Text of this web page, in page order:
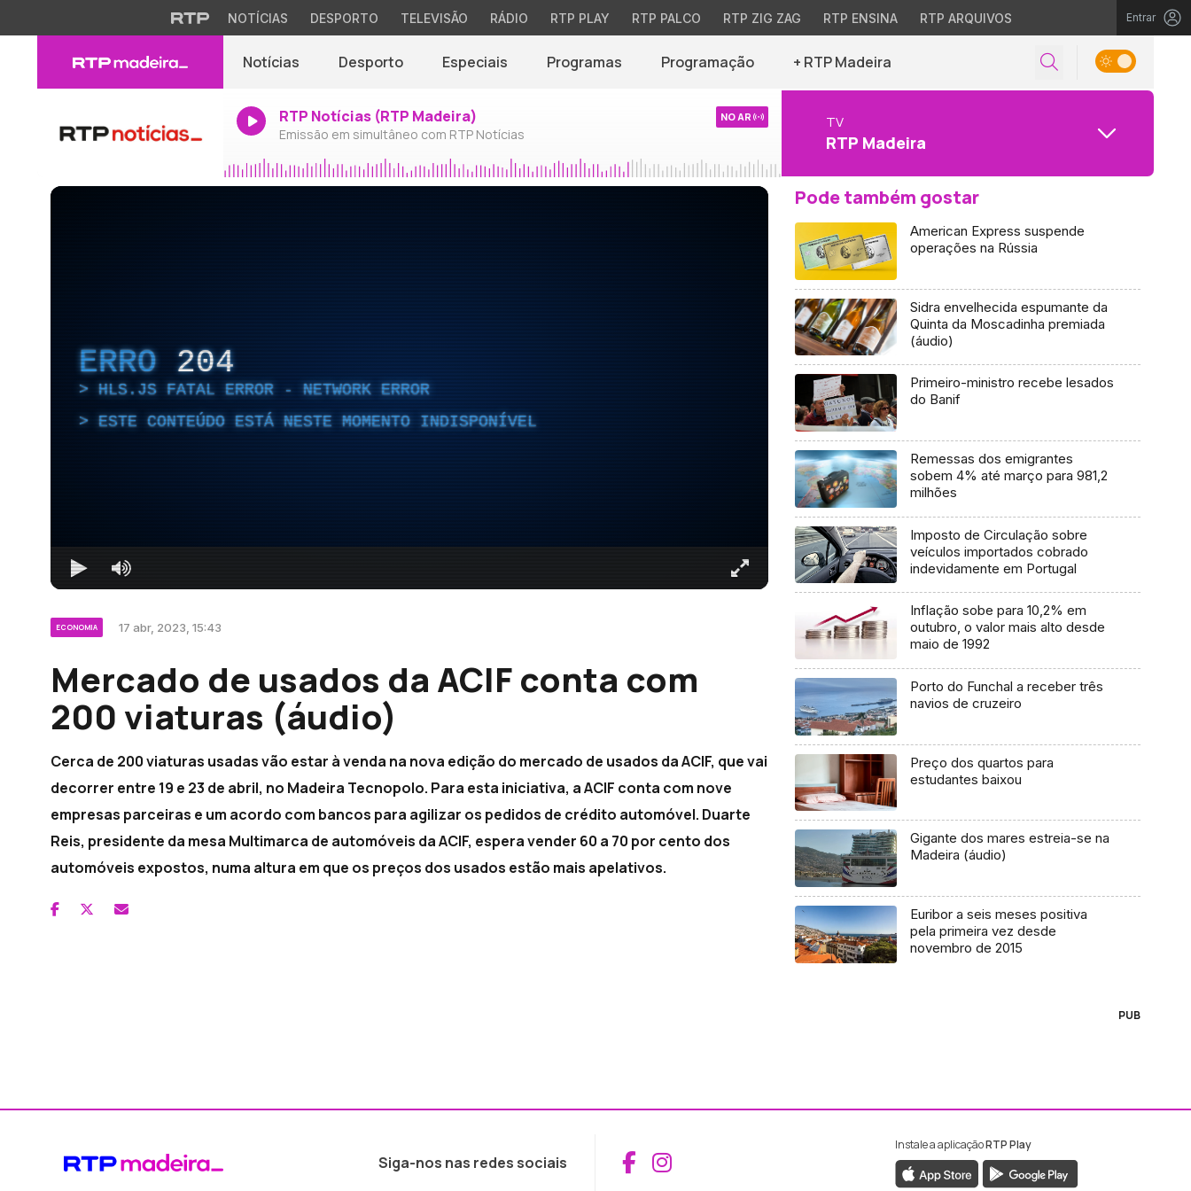
NOTÍCIAS DESPORTO TELEVISÃO RÁDIO RTP PLAY RTP PALCO RTP ZIG ZAG RTP ENSINA RTP ARQUIVOS Entrar
Notícias Desporto Especiais Programas Programação + RTP Madeira
RTP Notícias (RTP Madeira)
Emissão em simultâneo com RTP Notícias
NO AR TV
RTP Madeira
ERRO 204
HLS.JS FATAL ERROR - NETWORK ERROR
ESTE CONTEÚDO ESTÁ NESTE MOMENTO INDISPONÍVEL
ECONOMIA 17 abr, 2023, 15:43
Mercado de usados da ACIF conta com
200 viaturas (áudio)
Cerca de 200 viaturas usadas vão estar à venda na nova edição do mercado de usados da ACIF, que vai
decorrer entre 19 e 23 de abril, no Madeira Tecnopolo. Para esta iniciativa, a ACIF conta com nove
empresas parceiras e um acordo com bancos para agilizar os pedidos de crédito automóvel. Duarte
Reis, presidente da mesa Multimarca de automóveis da ACIF, espera vender 60 a 70 por cento dos
automóveis expostos, numa altura em que os preços dos usados estão mais apelativos.
Pode também gostar
American Express suspende
operações na Rússia
Sidra envelhecida espumante da
Quinta da Moscadinha premiada
(áudio)
Primeiro-ministro recebe lesados
do Banif
Remessas dos emigrantes
sobem 4% até março para 981,2
milhões
Imposto de Circulação sobre
veículos importados cobrado
indevidamente em Portugal
Inflação sobe para 10,2% em
outubro, o valor mais alto desde
maio de 1992
Porto do Funchal a receber três
navios de cruzeiro
Preço dos quartos para
estudantes baixou
Gigante dos mares estreia-se na
Madeira (áudio)
Euribor a seis meses positiva
pela primeira vez desde
novembro de 2015
PUB
Siga-nos nas redes sociais Aceder ao Facebook da RTP Madeira
Aceder ao Instagram da RTP Madeira
Instale a aplicaçãoRTP Play